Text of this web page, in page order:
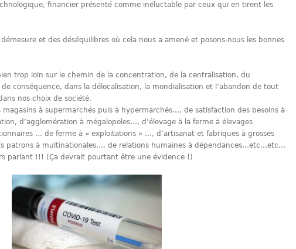
financier présenté comme inéluctable par ceux qui en tirent les
et des déséquilibres où cela nous a amené et posons-nous les bonnes
trop loin sur le chemin de la concentration, de la centralisation, du
conséquence, dans la délocalisation, la mondialisation et l’abandon de tout
nos choix de société.
magasins à supermarchés puis à hypermarchés…, de satisfaction des besoins à
d’agglomération à mégalopoles…, d’élevage à la ferme à élevages
… de ferme à « exploitations » …, d’artisanat et fabriques à grosses
patrons à multinationales…, de relations humaines à dépendances…etc…etc…
parlant !!! (Ça devrait pourtant être une évidence !)